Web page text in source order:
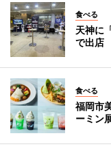
食べる
天神に
で出店
食べる
福岡市
ーミン